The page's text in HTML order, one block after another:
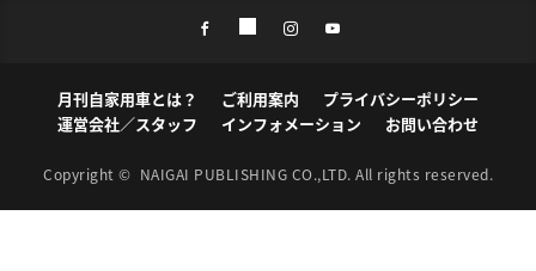
月刊自家用車とは？ ご利用案内
プライバシーポリシー
運営会社／スタッフ
インフォメーション お問い合わせ
Copyright © NAIGAI PUBLISHING CO.,LTD. All rights reserved.